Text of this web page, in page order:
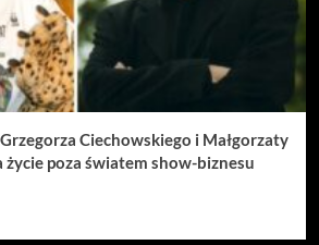
Ciechowskiego i Małgorzaty
życie poza światem show-biznesu